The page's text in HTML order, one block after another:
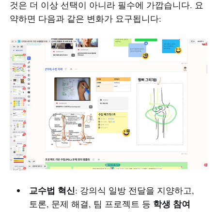
것은 더 이상 선택이 아니라 필수에 가깝습니다. 요
약하면 다음과 같은 변화가 요구됩니다:
교수법 혁신: 강의식 일방 전달을 지양하고,
토론, 문제 해결, 팀 프로젝트 등 학생 참여